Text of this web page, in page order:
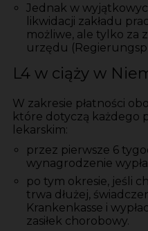
Jednak w
likwidacji zakładu
możliwe, ale tylko za
urzędu
L4 w ciąży w
W zakresie płatności
które dotyczą każdego
lekarskim:
przez pierwsze 6
wynagrodzenie
po tym okresie, jeśli
trwa dłużej,
Krankenkasse i
zasiłek chorobowy.